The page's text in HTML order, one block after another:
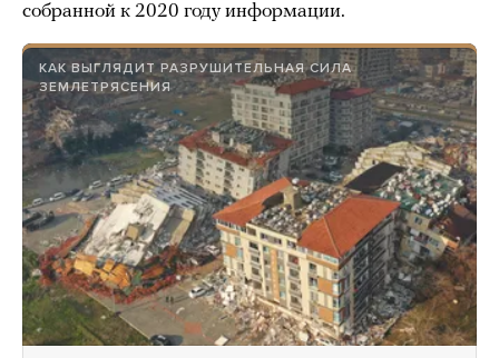
собранной к 2020 году информации.
КАК ВЫГЛЯДИТ РАЗРУШИТЕЛЬНАЯ СИЛА
ЗЕМЛЕТРЯСЕНИЯ